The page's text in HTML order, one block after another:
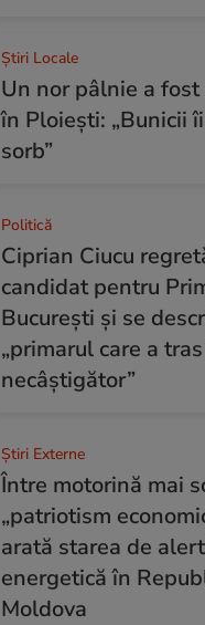
Știri Locale
Un nor pâlnie a
în Ploiești: „Bunicii
sorb”
Politică
Ciprian Ciucu
candidat pentru
București și se
„primarul care a
necâștigător”
Știri Externe
Între motorină mai
„patriotism
arată starea de
energetică în
Moldova